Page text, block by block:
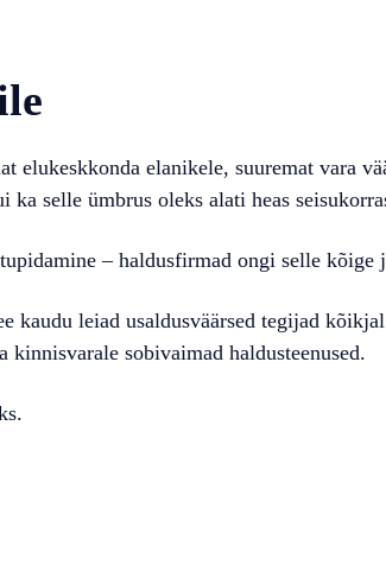
elukeskkonda elanikele, suuremat vara
selle ümbrus oleks alati heas
– haldusfirmad ongi selle kõige
leiad usaldusväärsed tegijad
sobivaimad haldusteenused.